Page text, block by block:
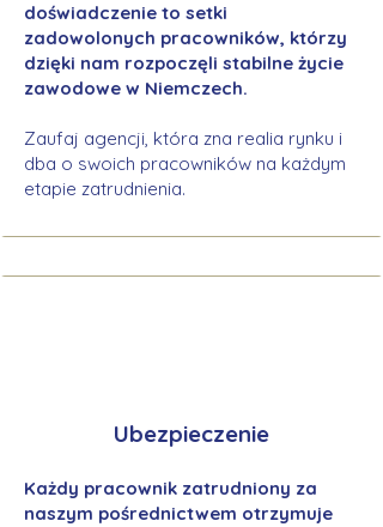
doświadczenie to setki
zadowolonych pracowników, którzy
dzięki nam rozpoczęli stabilne życie
zawodowe w Niemczech.
Zaufaj agencji, która zna realia rynku i
dba o swoich pracowników na każdym
etapie zatrudnienia.
Ubezpieczenie
Każdy pracownik zatrudniony za
naszym pośrednictwem otrzymuje